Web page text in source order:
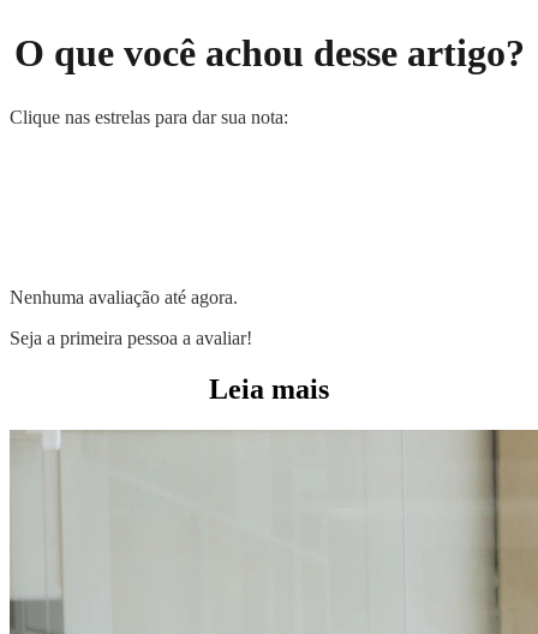
O que você achou desse artigo?
Clique nas estrelas para dar sua nota:
Nenhuma avaliação até agora.
Seja a primeira pessoa a avaliar!
Leia mais